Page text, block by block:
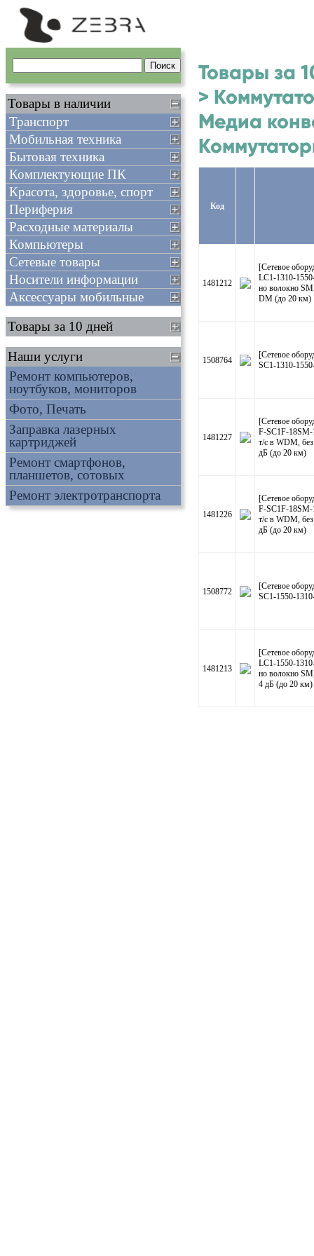
Товары за
>
Медиа
Код
1481212
[Сетевое
LC1-1310-
но волокно
DM (до 20 км)
1508764
[Сетевое
SC1-1310-
1481227
[Сетевое
F-SC1F-
т/c в WDM,
дБ (до 20 км)
1481226
[Сетевое
F-SC1F-
т/c в WDM,
дБ (до 20 км)
1508772
[Сетевое
SC1-1550-
1481213
[Сетевое
LC1-1550-
но волокно
4 дБ (до 20 км)
Товары в наличии
Транспорт
Мобильная техника
Бытовая техника
Комплектующие ПК
Красота, здоровье, спорт
Периферия
Расходные материалы
Компьютеры
Сетевые товары
Носители информации
Аксессуары мобильные
Товары за 10 дней
Наши услуги
Ремонт компьютеров,
ноутбуков, мониторов
Фото, Печать
Заправка лазерных
картриджей
Ремонт смартфонов,
планшетов, сотовых
Ремонт электротранспорта